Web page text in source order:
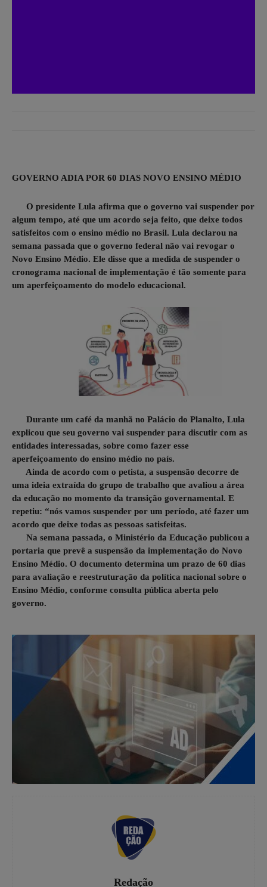
GOVERNO ADIA POR 60 DIAS NOVO ENSINO MÉDIO
O presidente Lula afirma que o governo vai suspender por
algum tempo, até que um acordo seja feito, que deixe todos
satisfeitos com o ensino médio no Brasil. Lula declarou na
semana passada que o governo federal não vai revogar o
Novo Ensino Médio. Ele disse que a medida de suspender o
cronograma nacional de implementação é tão somente para
um aperfeiçoamento do modelo educacional.
Durante um café da manhã no Palácio do Planalto, Lula
explicou que seu governo vai suspender para discutir com as
entidades interessadas, sobre como fazer esse
aperfeiçoamento do ensino médio no país.
Ainda de acordo com o petista, a suspensão decorre de
uma ideia extraída do grupo de trabalho que avaliou a área
da educação no momento da transição governamental. E
repetiu: “nós vamos suspender por um período, até fazer um
acordo que deixe todas as pessoas satisfeitas.
Na semana passada, o Ministério da Educação publicou a
portaria que prevê a suspensão da implementação do Novo
Ensino Médio. O documento determina um prazo de 60 dias
para avaliação e reestruturação da política nacional sobre o
Ensino Médio, conforme consulta pública aberta pelo
governo.
Redação